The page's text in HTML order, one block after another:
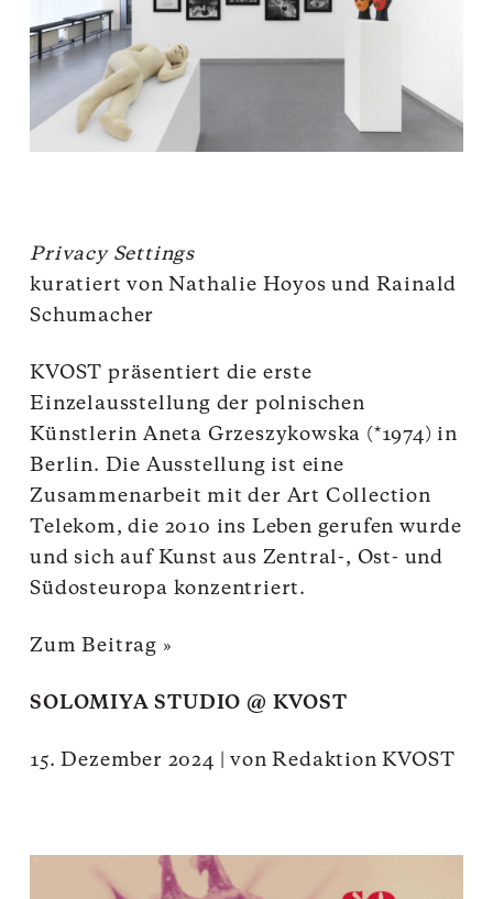
Privacy Settings
kuratiert von Nathalie Hoyos und Rainald
Schumacher
KVOST präsentiert die erste
Einzelausstellung der polnischen
Künstlerin Aneta Grzeszykowska (*1974) in
Berlin. Die Ausstellung ist eine
Zusammenarbeit mit der Art Collection
Telekom, die 2010 ins Leben gerufen wurde
und sich auf Kunst aus Zentral-, Ost- und
Südosteuropa konzentriert.
Zum Beitrag »
SOLOMIYA STUDIO @ KVOST
15. Dezember 2024 |vonRedaktion KVOST